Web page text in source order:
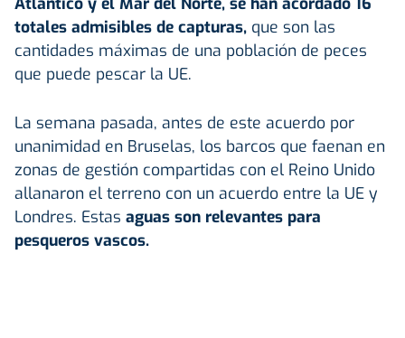
totales admisibles de capturas, que son las
cantidades máximas de una población de peces
que puede pescar la UE.
La semana pasada, antes de este acuerdo por
unanimidad en Bruselas, los barcos que faenan en
zonas de gestión compartidas con el Reino Unido
allanaron el terreno con un acuerdo entre la UE y
Londres. Estas aguas son relevantes para
pesqueros vascos.